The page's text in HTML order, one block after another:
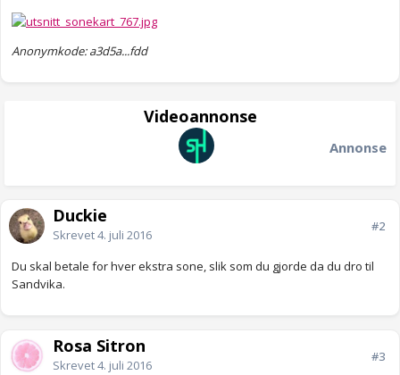
Anonymkode: a3d5a...fdd
Videoannonse
Annonse
Duckie
Skrevet4. juli 2016
#2
Du skal betale for hver ekstra sone, slik som du gjorde da du dro til
Sandvika.
Rosa Sitron
Skrevet4. juli 2016
#3